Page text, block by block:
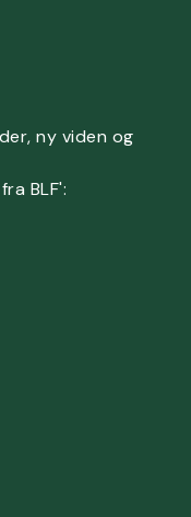
ny viden og
BLF':